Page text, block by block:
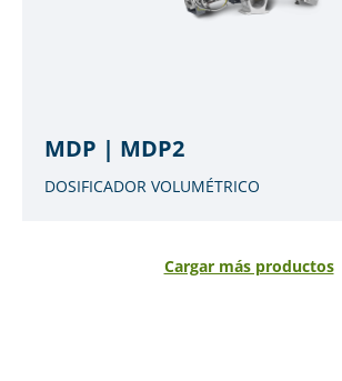
MDP | MDP2
DOSIFICADOR VOLUMÉTRICO
Cargar más productos